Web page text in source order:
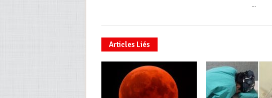
...
Articles Liés